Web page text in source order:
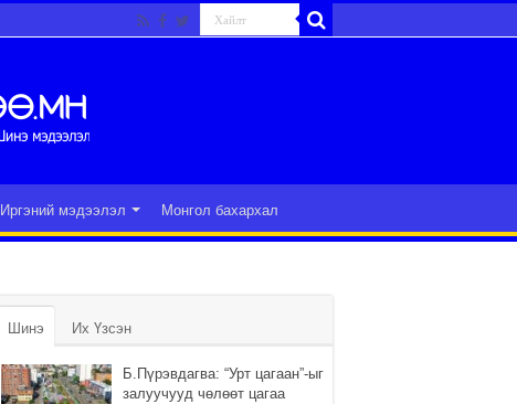
Иргэний мэдээлэл Монгол бахархал
Шинэ Их Үзсэн
Б.Пүрэвдагва: “Урт цагаан”-ыг
залуучууд чөлөөт цагаа